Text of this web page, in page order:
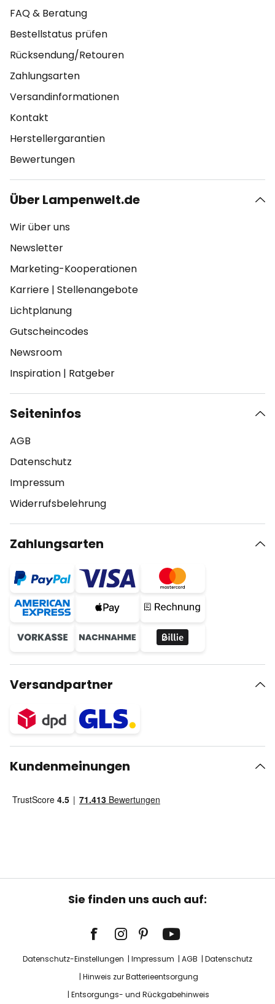
FAQ & Beratung
Bestellstatus prüfen
Rücksendung/Retouren
Zahlungsarten
Versandinformationen
Kontakt
Herstellergarantien
Bewertungen
Über Lampenwelt.de
Wir über uns
Newsletter
Marketing-Kooperationen
Karriere | Stellenangebote
Lichtplanung
Gutscheincodes
Newsroom
Inspiration | Ratgeber
Seiteninfos
AGB
Datenschutz
Impressum
Widerrufsbelehrung
Zahlungsarten
Versandpartner
Kundenmeinungen
Sie finden uns auch auf:
Datenschutz-Einstellungen Impressum AGB
Datenschutz
Hinweis zur Batterieentsorgung
Entsorgungs- und Rückgabehinweis